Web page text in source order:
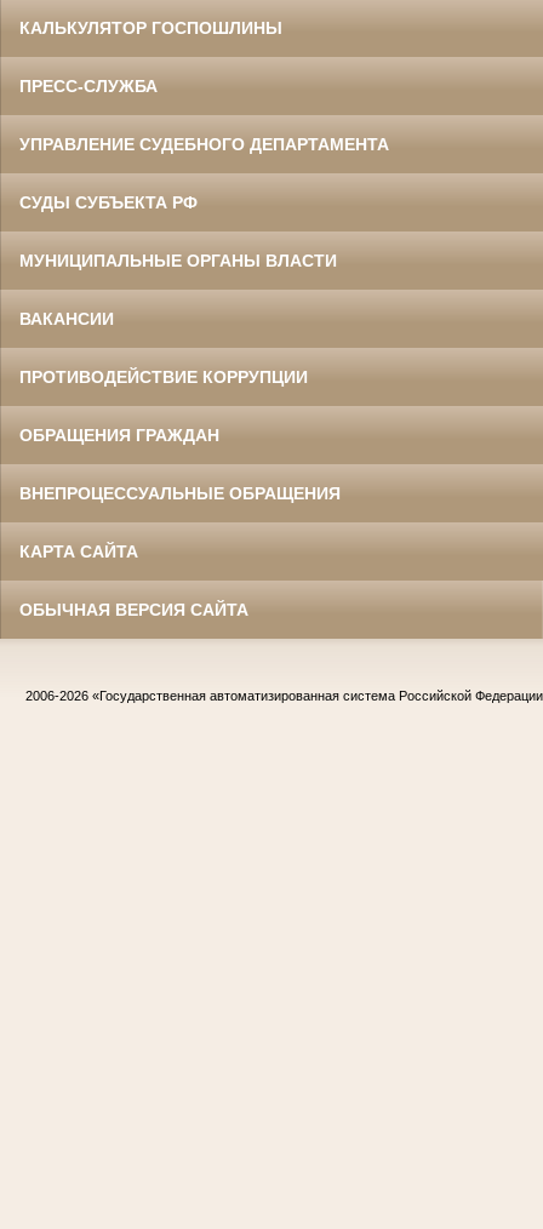
КАЛЬКУЛЯТОР ГОСПОШЛИНЫ
ПРЕСС-СЛУЖБА
УПРАВЛЕНИЕ СУДЕБНОГО ДЕПАРТАМЕНТА
СУДЫ СУБЪЕКТА РФ
МУНИЦИПАЛЬНЫЕ ОРГАНЫ ВЛАСТИ
ВАКАНСИИ
ПРОТИВОДЕЙСТВИЕ КОРРУПЦИИ
ОБРАЩЕНИЯ ГРАЖДАН
ВНЕПРОЦЕССУАЛЬНЫЕ ОБРАЩЕНИЯ
КАРТА САЙТА
ОБЫЧНАЯ ВЕРСИЯ САЙТА
2006-2026 «Государственная автоматизированная система Российской